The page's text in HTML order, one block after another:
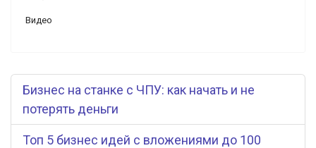
Видео
Бизнес на станке с ЧПУ: как начать и не
потерять деньги
Топ 5 бизнес идей с вложениями до 100